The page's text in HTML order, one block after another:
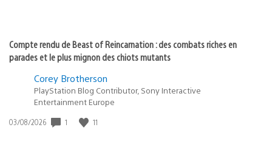
Compte rendu de Beast of Reincarnation : des combats riches en
parades et le plus mignon des chiots mutants
Corey Brotherson
PlayStation Blog Contributor, Sony Interactive
Entertainment Europe
Date
03/08/2026 1 11